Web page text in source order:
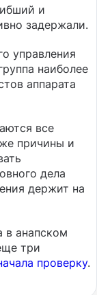
и
задержали.
управления
наиболее
аппарата
все
причины и
дела
держит на
в анапском
три
проверку.